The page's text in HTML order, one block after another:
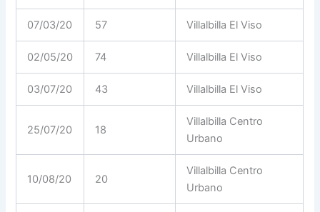
07/03/20 57 Villalbilla El Viso
02/05/20 74 Villalbilla El Viso
03/07/20 43 Villalbilla El Viso
25/07/20 18
Villalbilla Centro
Urbano
10/08/20 20
Villalbilla Centro
Urbano